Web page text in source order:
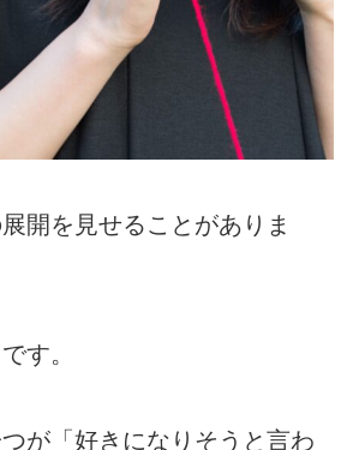
開を見せることがありま
す。
が「好きになりそうと言わ